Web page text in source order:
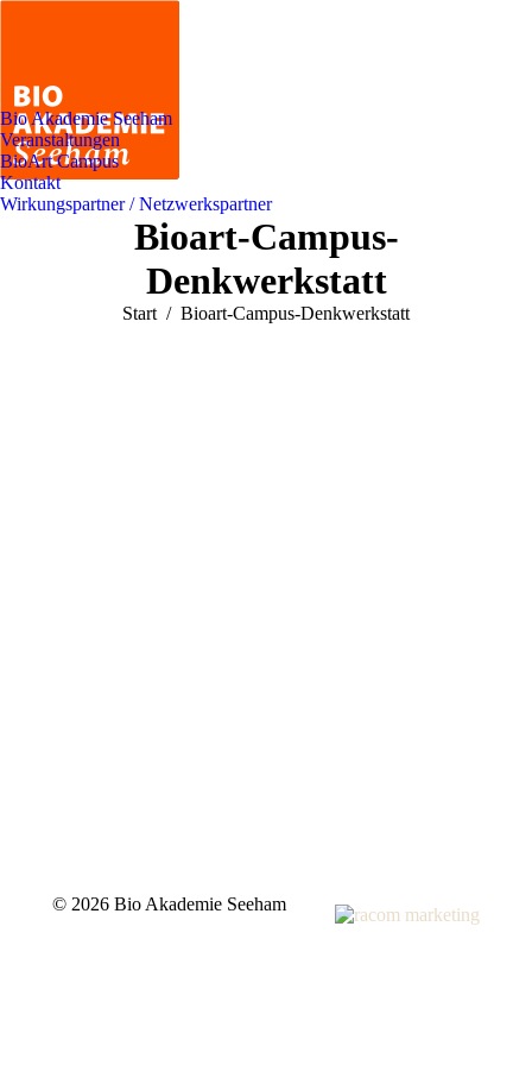
Bio Akademie Seeham
Veranstaltungen
BioArt Campus
Kontakt
Wirkungspartner / Netzwerkspartner
Bioart-Campus-
Denkwerkstatt
Sie befinden sich hier:
Start Bioart-Campus-Denkwerkstatt
© 2026 Bio Akademie Seeham